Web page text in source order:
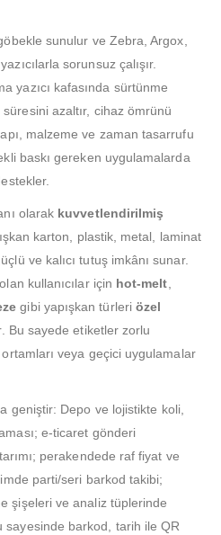
sunulur ve Zebra, Argox,
sorunsuz çalışır.
yazıcı kafasında sürtünme
süresini azaltır, cihaz ömrünü
malzeme ve zaman tasarrufu
baskı gereken uygulamalarda
olarak kuvvetlendirilmiş
karton, plastik, metal, laminat
ve kalıcı tutuş imkânı sunar.
kullanıcılar için hot‑melt,
gibi yapışkan türleri özel
Bu sayede etiketler zorlu
ortamları veya geçici uygulamalar
geniştir: Depo ve lojistikte koli,
e‑ticaret gönderi
perakendede raf fiyat ve
parti/seri barkod takibi;
şişeleri ve analiz tüplerinde
sayesinde barkod, tarih ile QR